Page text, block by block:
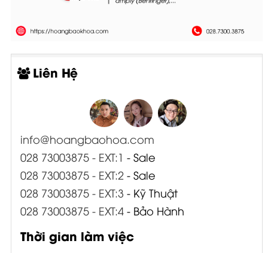
Liên Hệ
info@hoangbaohoa.com
028 73003875 - EXT:1 - Sale
028 73003875 - EXT:2- Sale
028 73003875 - EXT:3 - Kỹ Thuật
028 73003875 - EXT:4- Bảo Hành
Thời gian làm việc